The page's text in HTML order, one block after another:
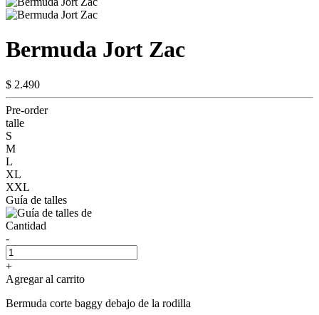
Bermuda Jort Zac
$ 2.490
Pre-order
talle
S
M
L
XL
XXL
Guía de talles
Cantidad
-
+
Agregar al carrito
Bermuda corte baggy debajo de la rodilla